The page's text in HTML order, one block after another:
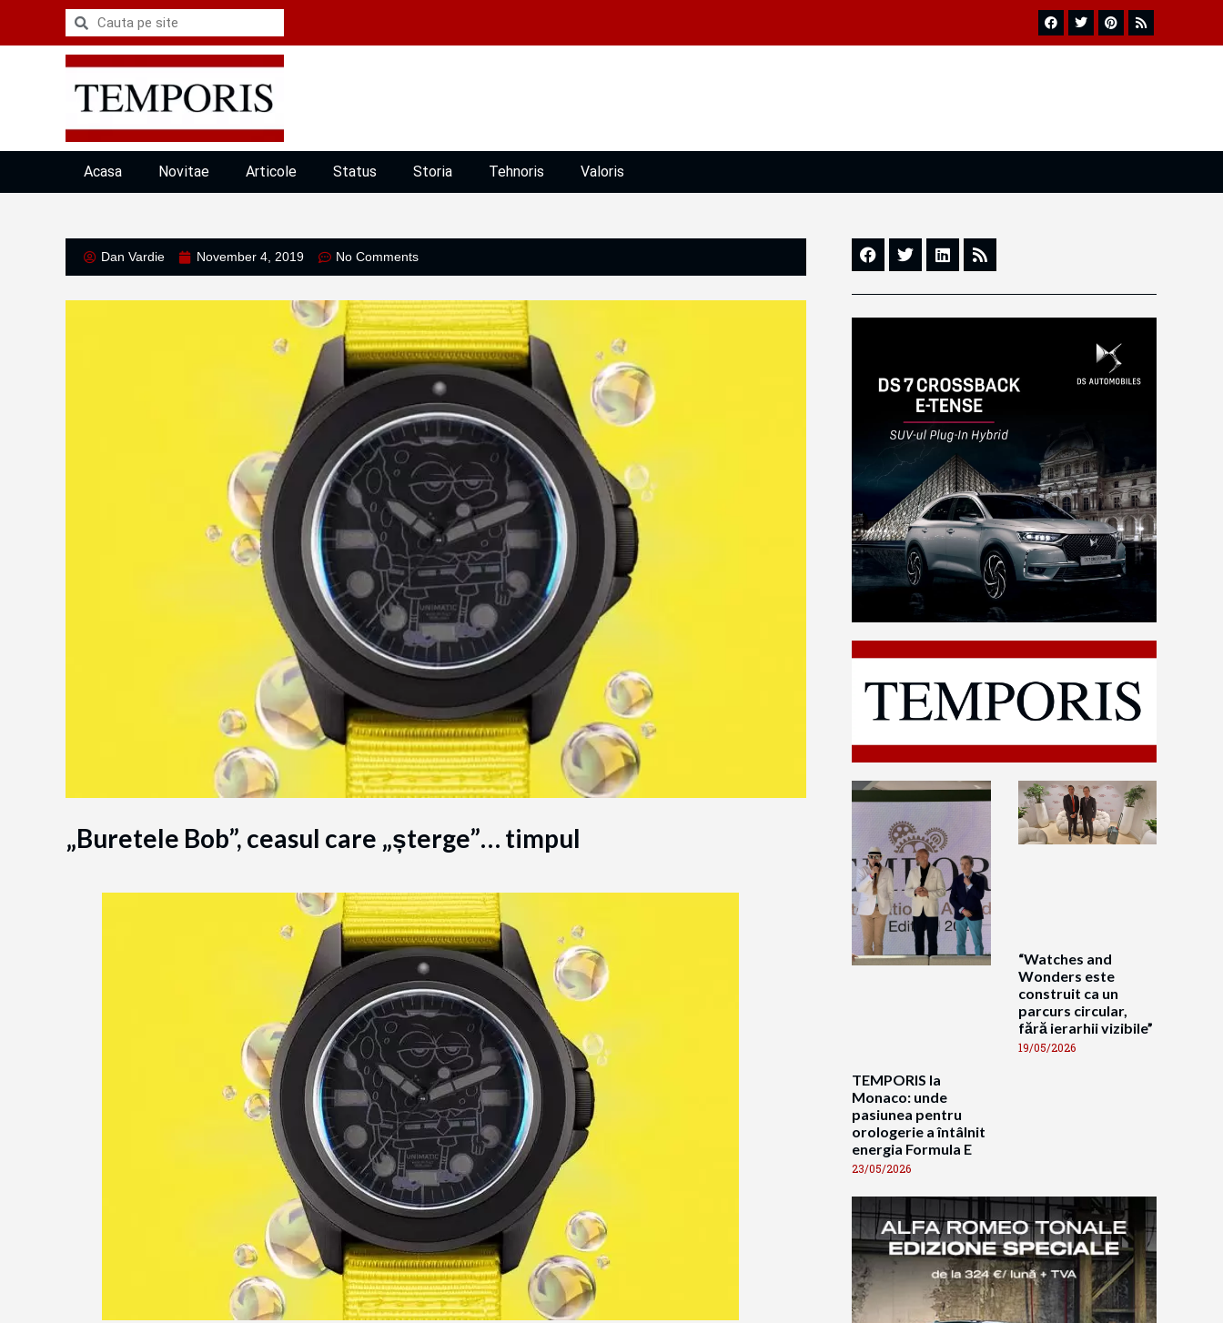
Acasa Novitae Articole Status Storia Tehnoris Valoris
Dan Vardie November 4, 2019 No Comments
„Buretele Bob”, ceasul care „șterge”… timpul
TEMPORIS la
Monaco: unde
pasiunea pentru
orologerie a întâlnit
energia Formula E
23/05/2026
“Watches and
Wonders este
construit ca un
parcurs circular,
fără ierarhii vizibile”
19/05/2026